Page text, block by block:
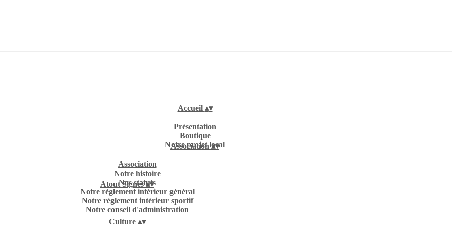
Accueil ▴▾
Présentation
Boutique
Notre projet local
Association▴▾
Association
Notre histoire
Nos statuts
Notre règlement intérieur général
Notre règlement intérieur sportif
Notre conseil d'administration
Atout Signes▴▾
Culture ▴▾